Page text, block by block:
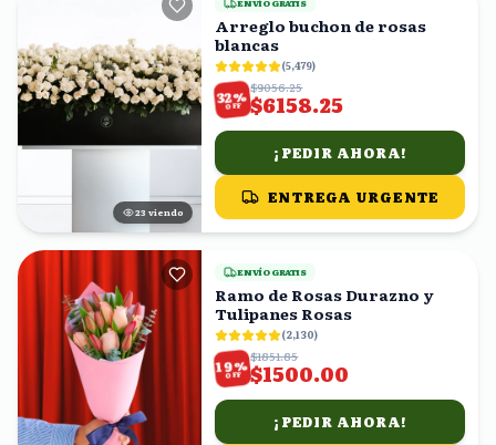
24 viendo
ENVÍO GRATIS
Arreglo buchon de rosas
blancas
(5,479)
32%
OFF
$9056.25
$6158.25
¡PEDIR AHORA!
ENTREGA URGENTE
ENVÍO GRATIS
Ramo de Rosas Durazno y
Tulipanes Rosas
(2,130)
19%
OFF
$1851.85
$1500.00
¡PEDIR AHORA!